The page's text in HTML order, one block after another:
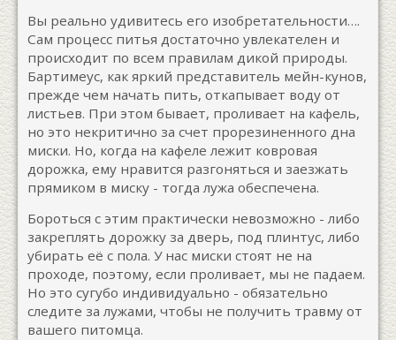
Вы реально удивитесь его изобретательности….
Сам процесс питья достаточно увлекателен и
происходит по всем правилам дикой природы.
Бартимеус, как яркий представитель мейн-кунов,
прежде чем начать пить, откапывает воду от
листьев. При этом бывает, проливает на кафель,
но это некритично за счет прорезиненного дна
миски. Но, когда на кафеле лежит ковровая
дорожка, ему нравится разгоняться и заезжать
прямиком в миску - тогда лужа обеспечена.
Бороться с этим практически невозможно - либо
закреплять дорожку за дверь, под плинтус, либо
убирать её с пола. У нас миски стоят не на
проходе, поэтому, если проливает, мы не падаем.
Но это сугубо индивидуально - обязательно
следите за лужами, чтобы не получить травму от
вашего питомца.